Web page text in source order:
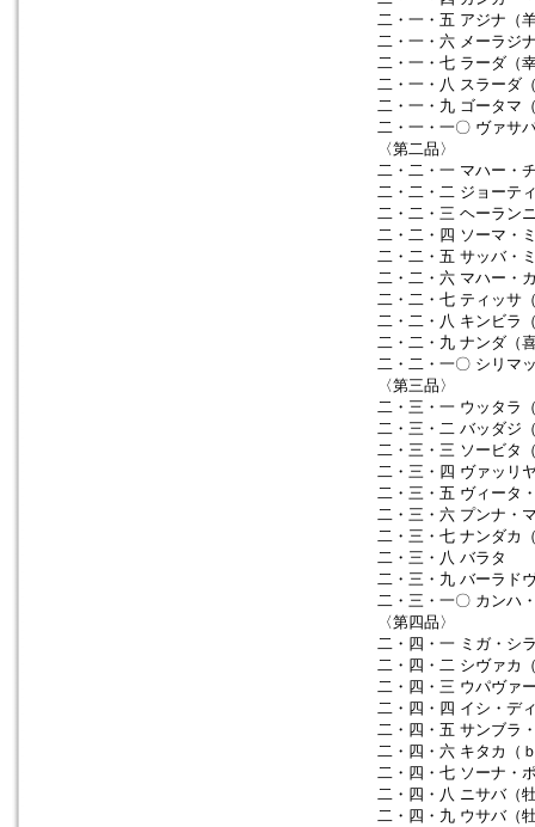
二・一・五 アジナ（
二・一・六 メーラジ
二・一・七 ラーダ（
二・一・八 スラーダ
二・一・九 ゴータマ
二・一・一〇 ヴァサ
〈第二品〉
二・二・一 マハー・
二・二・二 ジョーテ
二・二・三 ヘーラン
二・二・四 ソーマ・
二・二・五 サッバ・
二・二・六 マハー・
二・二・七 ティッサ
二・二・八 キンビラ
二・二・九 ナンダ（
二・二・一〇 シリマ
〈第三品〉
二・三・一 ウッタラ
二・三・二 バッダジ
二・三・三 ソービタ
二・三・四 ヴァッリ
二・三・五 ヴィータ
二・三・六 プンナ・
二・三・七 ナンダカ
二・三・八 バラタ
二・三・九 バーラド
二・三・一〇 カンハ
〈第四品〉
二・四・一 ミガ・シ
二・四・二 シヴァカ
二・四・三 ウパヴァ
二・四・四 イシ・デ
二・四・五 サンブラ
二・四・六 キタカ（
二・四・七 ソーナ・
二・四・八 ニサバ（
二・四・九 ウサバ（